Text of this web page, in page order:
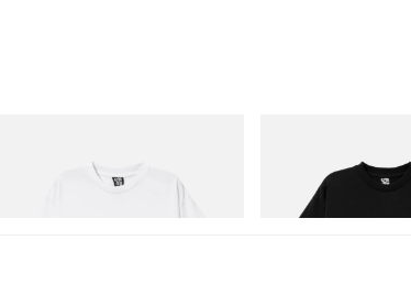
Billionaire Boys Club X Initial D Cotton T-
Billionaire Boys Club X
Acquista ora